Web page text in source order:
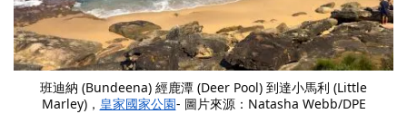
班迪納 (Bundeena) 經鹿潭 (Deer Pool) 到達小馬利 (Little
Marley)， 皇家國家公園- 圖片來源：Natasha Webb/DPE